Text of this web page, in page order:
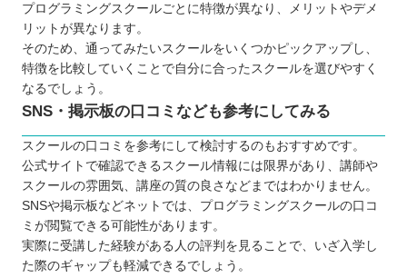
ひよこパソコン教室（ひよこFIA）
QUREOプログラミング教室
トライ式プログラミング教室
LITALICOワンダーオンライン
プログラミングスクールiTeen🄬
自分にあったスクールを選ぼう
プログラミングスクールごとに特徴が異なり、メリットやデメ
リットが異なります。
そのため、通ってみたいスクールをいくつかピックアップし、
特徴を比較していくことで自分に合ったスクールを選びやすく
なるでしょう。
SNS・掲示板の口コミなども参考にしてみる
スクールの口コミを参考にして検討するのもおすすめです。
公式サイトで確認できるスクール情報には限界があり、講師や
スクールの雰囲気、講座の質の良さなどまではわかりません。
SNSや掲示板などネットでは、プログラミングスクールの口コ
ミが閲覧できる可能性があります。
実際に受講した経験がある人の評判を見ることで、いざ入学し
た際のギャップも軽減できるでしょう。